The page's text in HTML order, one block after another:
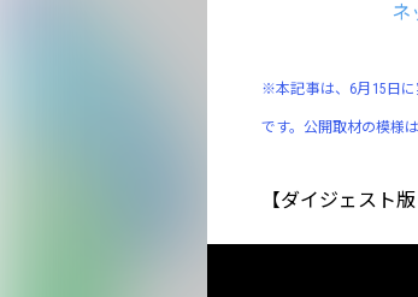
ネ
※本記事は、6月15日に
です。公開取材の模様
【ダイジェスト